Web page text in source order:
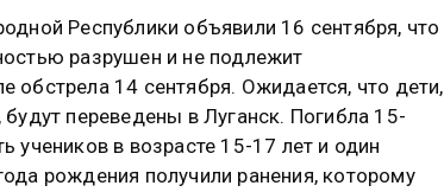
Республики объявили 16 сентября, что
разрушен и не подлежит
обстрела 14 сентября. Ожидается, что дети,
переведены в Луганск. Погибла 15-
учеников в возрасте 15-17 лет и один
рождения получили ранения, которому